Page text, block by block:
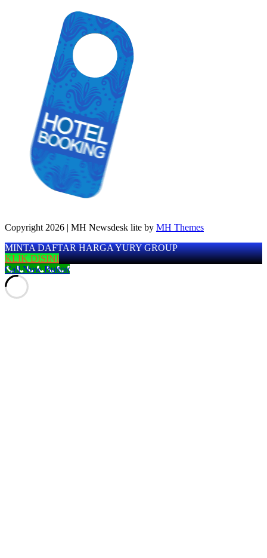
Copyright 2026 | MH Newsdesk lite by MH Themes
MINTA DAFTAR HARGA YURY GROUP
KLIK DISINI
Call Now Button